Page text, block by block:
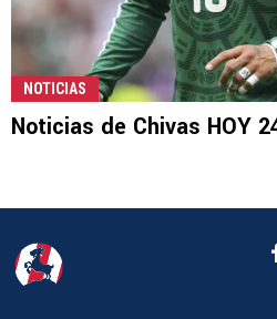
NOTICIAS
Noticias de Chivas HOY